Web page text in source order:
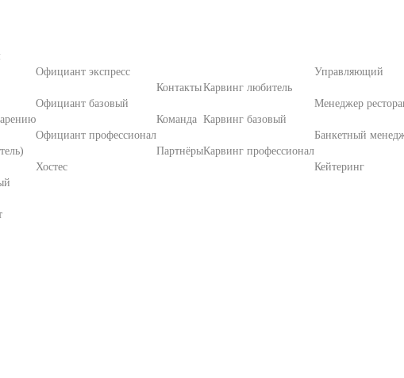
Официант экспресс
Официант базовый
Официант профессионал
Хостес
Контакты
Команда
Партнёры
Карвинг любитель
Карвинг базовый
Карвинг профессионал
Управляющий
Менеджер
Банкетный
Кейтеринг